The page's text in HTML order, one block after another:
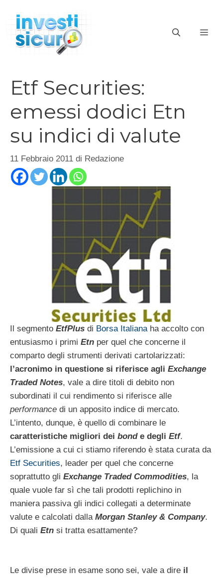
contenuto
Etf Securities:
emessi dodici Etn
su indici di valute
11 Febbraio 2011 di Redazione
Il segmento EtfPlus di Borsa Italianaha accolto con
entusiasmo i primi Etn per quel che concerne il
comparto degli strumenti derivati cartolarizzati:
l’acronimo in questione si riferisce agli Exchange
Traded Notes, vale a dire titoli di debito non
subordinati il cui rendimento si riferisce alle
performance di un apposito indice di mercato.
L’intento, dunque, è quello di combinare le
caratteristiche migliori dei bonde degli Etf.
L’emissione a cui ci stiamo riferendo è stata curata da
Etf Securities, leader per quel che concerne
soprattutto gli Exchange Traded Commodities, la
quale vuole far sì che tali prodotti replichino in
maniera passiva gli indici collegati a determinate
valute e calcolati dalla Morgan Stanley & Company.
Di quali Etn si tratta esattamente?
Le divise prese in esame sono sei, vale a dire il